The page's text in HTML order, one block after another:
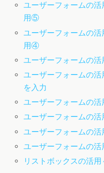
ユーザーフォームの
用⑤
ユーザーフォームの
用④
ユーザーフォームの
ユーザーフォームの
を入力
ユーザーフォームの活
ユーザーフォームの
ユーザーフォームの
ユーザーフォームの
リストボックスの活